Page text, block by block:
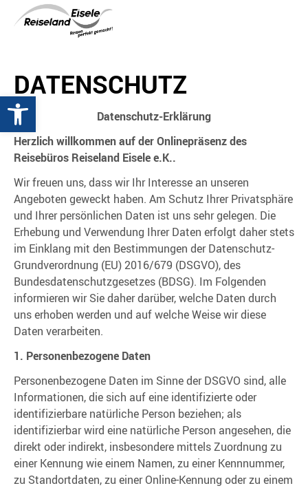
Werkzeugleiste öffnen
DATENSCHUTZ
Datenschutz-Erklärung
Herzlich willkommen auf der Onlinepräsenz des
Reisebüros Reiseland Eisele e.K..
Wir freuen uns, dass wir Ihr Interesse an unseren
Angeboten geweckt haben. Am Schutz Ihrer Privatsphäre
und Ihrer persönlichen Daten ist uns sehr gelegen. Die
Erhebung und Verwendung Ihrer Daten erfolgt daher stets
im Einklang mit den Bestimmungen der Datenschutz-
Grundverordnung (EU) 2016/679 (DSGVO), des
Bundesdatenschutzgesetzes (BDSG). Im Folgenden
informieren wir Sie daher darüber, welche Daten durch
uns erhoben werden und auf welche Weise wir diese
Daten verarbeiten.
1. Personenbezogene Daten
Personenbezogene Daten im Sinne der DSGVO sind, alle
Informationen, die sich auf eine identifizierte oder
identifizierbare natürliche Person beziehen; als
identifizierbar wird eine natürliche Person angesehen, die
direkt oder indirekt, insbesondere mittels Zuordnung zu
einer Kennung wie einem Namen, zu einer Kennnummer,
zu Standortdaten, zu einer Online-Kennung oder zu einem